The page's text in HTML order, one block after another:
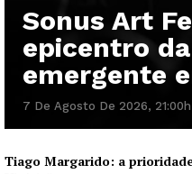
Sonus Art
epicentro
emergente
7 De Agosto De 2026, 21:00h
Tiago Margarido: a